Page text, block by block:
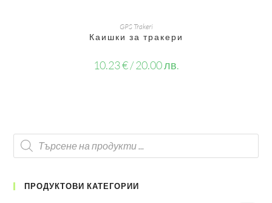
ДОБАВЯНЕ В КОЛИЧКАТА
GPS Trakeri
Каишки за тракери
10.23€ / 20.00 лв.
ПРОДУКТОВИ КАТЕГОРИИ